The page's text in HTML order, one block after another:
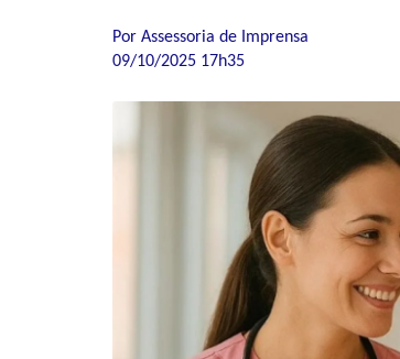
Por Assessoria de Imprensa
09/10/2025 17h35